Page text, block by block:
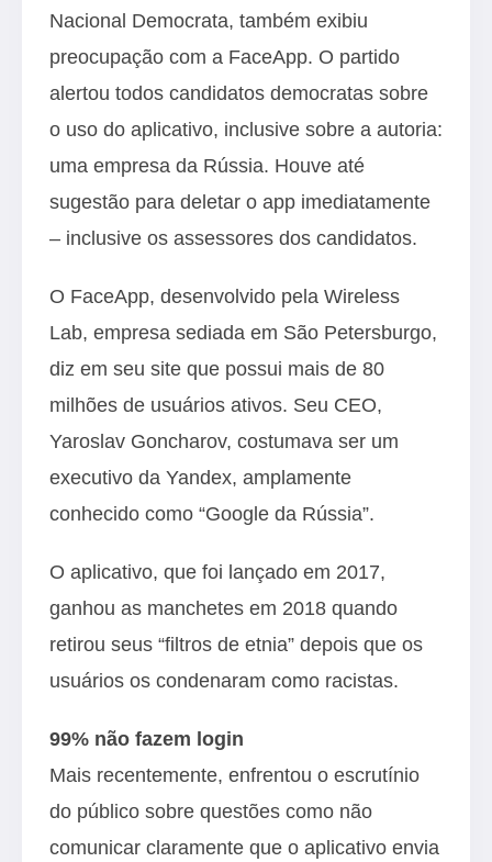
Nacional Democrata, também exibiu
preocupação com a FaceApp. O partido
alertou todos candidatos democratas sobre
o uso do aplicativo, inclusive sobre a autoria:
uma empresa da Rússia. Houve até
sugestão para deletar o app imediatamente
– inclusive os assessores dos candidatos.
O FaceApp, desenvolvido pela Wireless
Lab, empresa sediada em São Petersburgo,
diz em seu site que possui mais de 80
milhões de usuários ativos. Seu CEO,
Yaroslav Goncharov, costumava ser um
executivo da Yandex, amplamente
conhecido como “Google da Rússia”.
O aplicativo, que foi lançado em 2017,
ganhou as manchetes em 2018 quando
retirou seus “filtros de etnia” depois que os
usuários os condenaram como racistas.
99% não fazem login
Mais recentemente, enfrentou o escrutínio
do público sobre questões como não
comunicar claramente que o aplicativo envia